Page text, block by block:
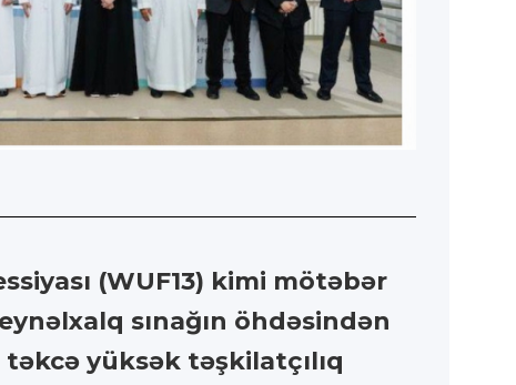
(WUF13) kimi mötəbər
sınağın öhdəsindən
yüksək təşkilatçılıq